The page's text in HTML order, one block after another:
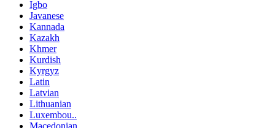
Igbo
Javanese
Kannada
Kazakh
Khmer
Kurdish
Kyrgyz
Latin
Latvian
Lithuanian
Luxembou..